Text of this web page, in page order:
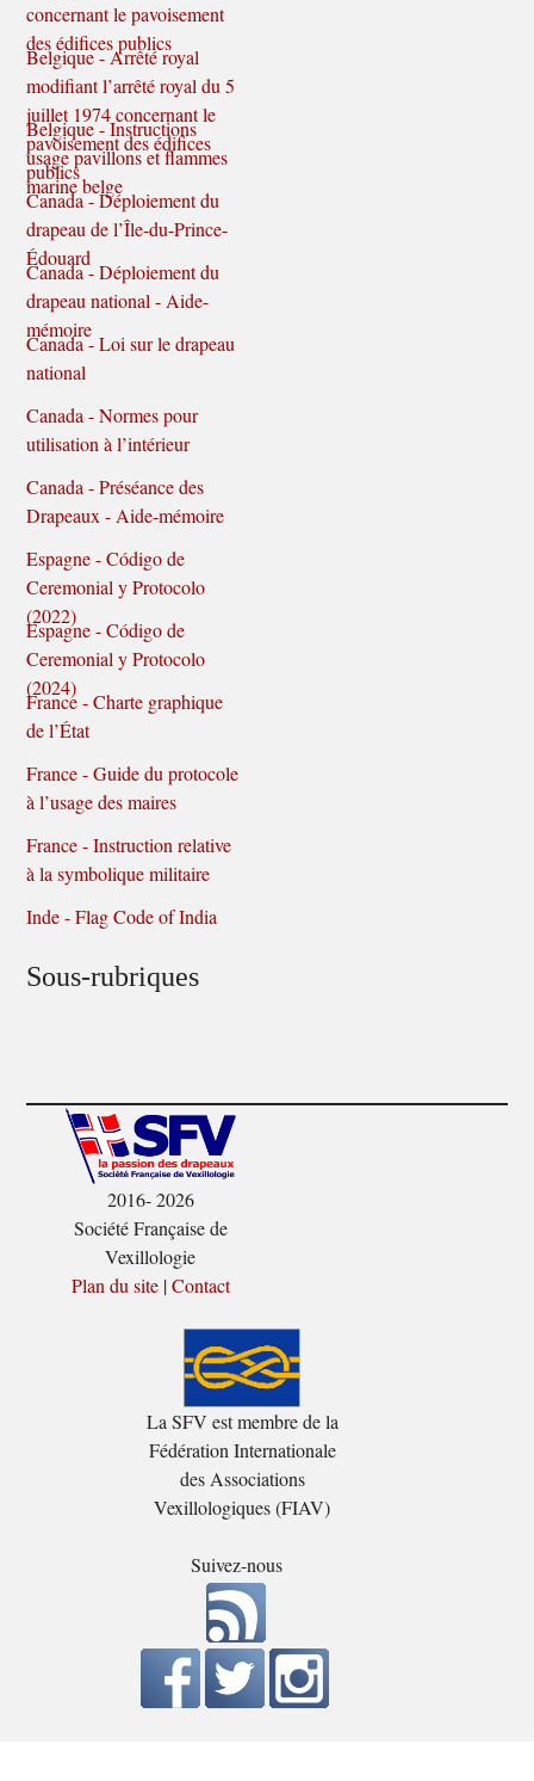
concernant le pavoisement
des édifices publics
Belgique - Arrêté royal
modifiant l’arrêté royal du 5
juillet 1974 concernant le
pavoisement des édifices
publics
Belgique - Instructions
usage pavillons et flammes
marine belge
Canada - Déploiement du
drapeau de l’Île-du-Prince-
Édouard
Canada - Déploiement du
drapeau national - Aide-
mémoire
Canada - Loi sur le drapeau
national
Canada - Normes pour
utilisation à l’intérieur
Canada - Préséance des
Drapeaux - Aide-mémoire
Espagne - Código de
Ceremonial y Protocolo
(2022)
Espagne - Código de
Ceremonial y Protocolo
(2024)
France - Charte graphique
de l’État
France - Guide du protocole
à l’usage des maires
France - Instruction relative
à la symbolique militaire
Inde - Flag Code of India
Sous-rubriques
2016- 2026
Société Française de
Vexillologie
Plan du site|Contact
La SFV est membre de la
Fédération Internationale
des Associations
Vexillologiques (FIAV)
Suivez-nous